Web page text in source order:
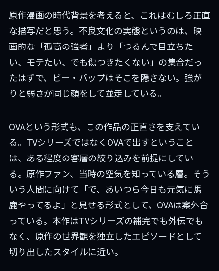
原作漫画の時代背景を考えると、これはむしろ正直
な描写だと思う。不良文化の実態というのは、映
画的な「孤高の強者」より「つるんで目立ちた
い、モテたい、でも傷つきたくない」の集合だっ
たはずで、ビー・バップはそこを隠さない。強が
りと弱さが同じ顔をして並走している。
OVAという形式も、この作品の正直さを支えてい
る。TVシリーズではなくOVAで出すということ
は、ある程度の客層の絞り込みを前提にしてい
る。原作ファン、当時の空気を知っている層。そう
いう人間に向けて「で、あいつら今日も元気に馬
鹿やってるよ」と見せる形式として、OVAは案外合
っている。本作はTVシリーズの補完でも外伝でも
なく、原作の世界観を独立したエピソードとして
切り出したスタイルに近い。